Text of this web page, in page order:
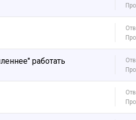
работать